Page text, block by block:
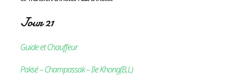
Jour 21
Guide et Chauffeur
Paksé – Champassak – Ile Khong(B,L)